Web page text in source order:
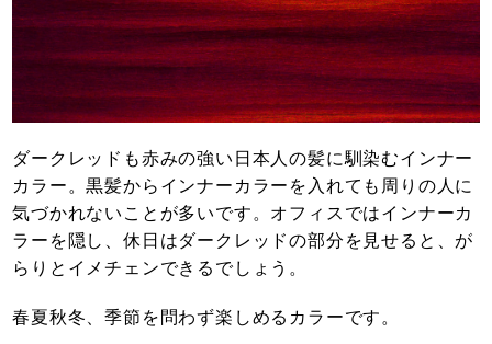
ダークレッドも赤みの強い日本人の髪に馴染むインナー
カラー。黒髪からインナーカラーを入れても周りの人に
気づかれないことが多いです。オフィスではインナーカ
ラーを隠し、休日はダークレッドの部分を見せると、が
らりとイメチェンできるでしょう。
春夏秋冬、季節を問わず楽しめるカラーです。